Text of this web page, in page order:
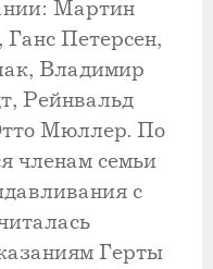
Мартин
Петерсен,
Владимир
Рейнвальд
Мюллер. По
членам семьи
с
Герты